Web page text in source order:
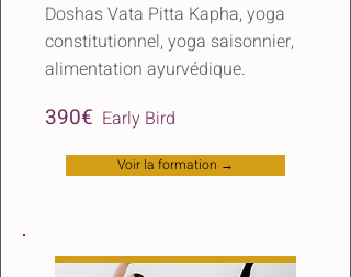
Doshas Vata Pitta Kapha, yoga
constitutionnel, yoga saisonnier,
alimentation ayurvédique.
390€ Early Bird
Voir la formation →